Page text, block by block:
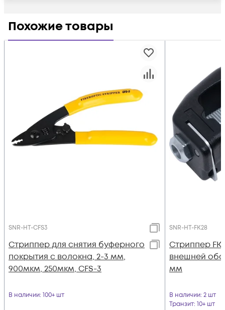
Похожие товары
SNR-HT-CFS3
Стриппер для снятия буферного
покрытия с волокна, 2-3 мм,
900мкм, 250мкм, CFS-3
В наличии: 100+ шт
SNR-HT-FK28
Стриппер
внешней
мм
В наличии: 2 шт
Транзит: 10+ шт